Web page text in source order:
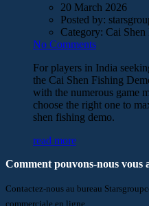
20 March 2026
Posted by:
Category: Cai Shen
No Comments
For players in India
the Cai Shen Fishing
with the numerous game
choose the right one to
shen fishing demo.
read more
Comment pouvons-nous vous
Contactez-nous au bureau
commerciale en ligne.